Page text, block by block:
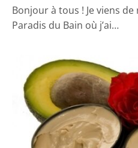
Bonjour à tous ! Je viens
Paradis du Bain où j’ai…